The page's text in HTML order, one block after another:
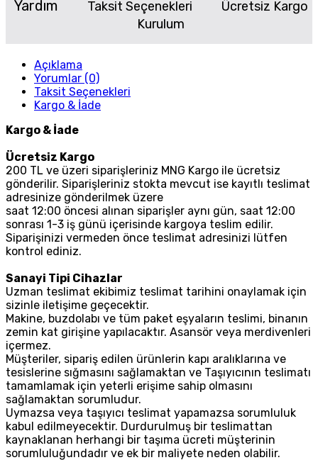
Yardım Taksit Seçenekleri
Ücretsiz Kargo
Kurulum
Açıklama
Yorumlar (0)
Taksit Seçenekleri
Kargo & İade
Kargo & İade
Ücretsiz Kargo
200 TL ve üzeri siparişleriniz MNG Kargo ile ücretsiz
gönderilir. Siparişleriniz stokta mevcut ise kayıtlı teslimat
adresinize gönderilmek üzere
saat 12:00 öncesi alınan siparişler aynı gün, saat 12:00
sonrası 1-3 iş günü içerisinde kargoya teslim edilir.
Siparişinizi vermeden önce teslimat adresinizi lütfen
kontrol ediniz.
Sanayi Tipi Cihazlar
Uzman teslimat ekibimiz teslimat tarihini onaylamak için
sizinle iletişime geçecektir.
Makine, buzdolabı ve tüm paket eşyaların teslimi, binanın
zemin kat girişine yapılacaktır. Asansör veya merdivenleri
içermez.
Müşteriler, sipariş edilen ürünlerin kapı aralıklarına ve
tesislerine sığmasını sağlamaktan ve Taşıyıcının teslimatı
tamamlamak için yeterli erişime sahip olmasını
sağlamaktan sorumludur.
Uymazsa veya taşıyıcı teslimat yapamazsa sorumluluk
kabul edilmeyecektir. Durdurulmuş bir teslimattan
kaynaklanan herhangi bir taşıma ücreti müşterinin
sorumluluğundadır ve ek bir maliyete neden olabilir.